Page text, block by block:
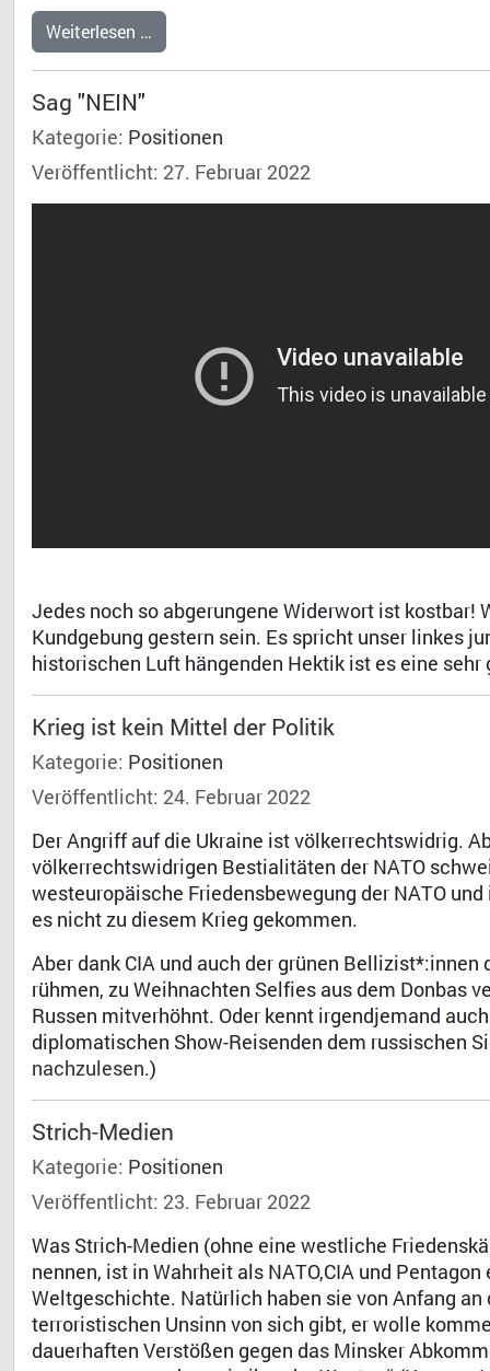
Weiterlesen …
Sag "NEIN"
Kategorie: Positionen
Veröffentlicht: 27. Februar 2022
Jedes noch so abgerungene Widerwort ist kostbar!
Kundgebung gestern sein. Es spricht unser linkes
historischen Luft hängenden Hektik ist es eine sehr
Krieg ist kein Mittel der Politik
Kategorie: Positionen
Veröffentlicht: 24. Februar 2022
Der Angriff auf die Ukraine ist völkerrechtswidrig.
völkerrechtswidrigen Bestialitäten der NATO
westeuropäische Friedensbewegung der NATO
es nicht zu diesem Krieg gekommen.
Aber dank CIA und auch der grünen
rühmen, zu Weihnachten Selfies aus dem Donbas
Russen mitverhöhnt. Oder kennt irgendjemand
diplomatischen Show-Reisenden dem russischen
nachzulesen.)
Strich-Medien
Kategorie: Positionen
Veröffentlicht: 23. Februar 2022
Was Strich-Medien (ohne eine westliche
nennen, ist in Wahrheit als NATO,CIA und
Weltgeschichte. Natürlich haben sie von Anfang
terroristischen Unsinn von sich gibt, er wolle
dauerhaften Verstößen gegen das Minsker